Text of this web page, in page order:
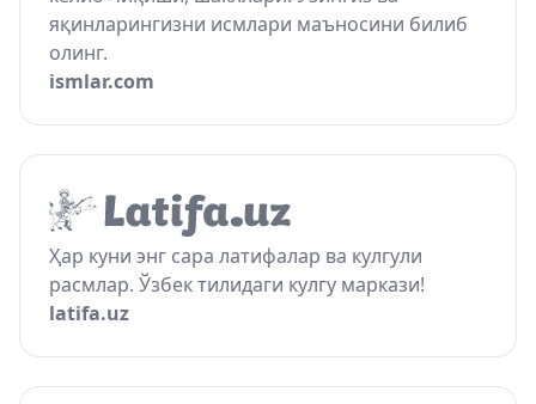
яқинларингизни исмлари маъносини билиб
олинг.
ismlar.com
Ҳар куни энг сара латифалар ва кулгули
расмлар. Ўзбек тилидаги кулгу маркази!
latifa.uz